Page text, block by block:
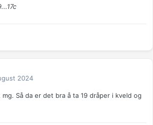
2024
Så da er det bra å ta 19 dråper i kveld og